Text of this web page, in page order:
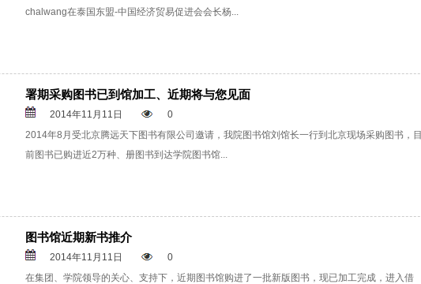
chalwang在泰国东盟-中国经济贸易促进会会长杨...
署期采购图书已到馆加工、近期将与您见面
2014年11月11日
0
2014年8月受北京腾远天下图书有限公司邀请，我院图书馆刘馆长一行到北京现场采购图书，目
前图书已购进近2万种、册图书到达学院图书馆...
图书馆近期新书推介
2014年11月11日
0
在集团、学院领导的关心、支持下，近期图书馆购进了一批新版图书，现已加工完成，进入借